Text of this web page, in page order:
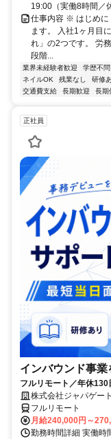
19:00（実働8時間／
仕事内容 ※ はじめに
ます。 入社1ヶ月目
れ」の2つです。 労
段階...
業界未経験者歓迎 学歴不問
ネイルOK
残業なし 研修
交通費支給
長期歓迎 長期
正社員
インバウンド事
フルリモート／年休
株式会社ジャパゲート
フルリモート
月給240,000円～
勤務時間詳細 実働時